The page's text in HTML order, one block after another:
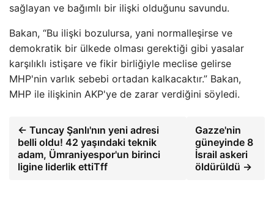
sağlayan ve bağımlı bir ilişki olduğunu savundu.
Bakan, “Bu ilişki bozulursa, yani normalleşirse ve
demokratik bir ülkede olması gerektiği gibi yasalar
karşılıklı istişare ve fikir birliğiyle meclise gelirse
MHP'nin varlık sebebi ortadan kalkacaktır.” Bakan,
MHP ile ilişkinin AKP'ye de zarar verdiğini söyledi.
← Tuncay Şanlı'nın yeni adresi
belli oldu! 42 yaşındaki teknik
adam, Ümraniyespor'un birinci
ligine liderlik ettiTff
Gazze'nin
güneyinde 8
İsrail askeri
öldürüldü →